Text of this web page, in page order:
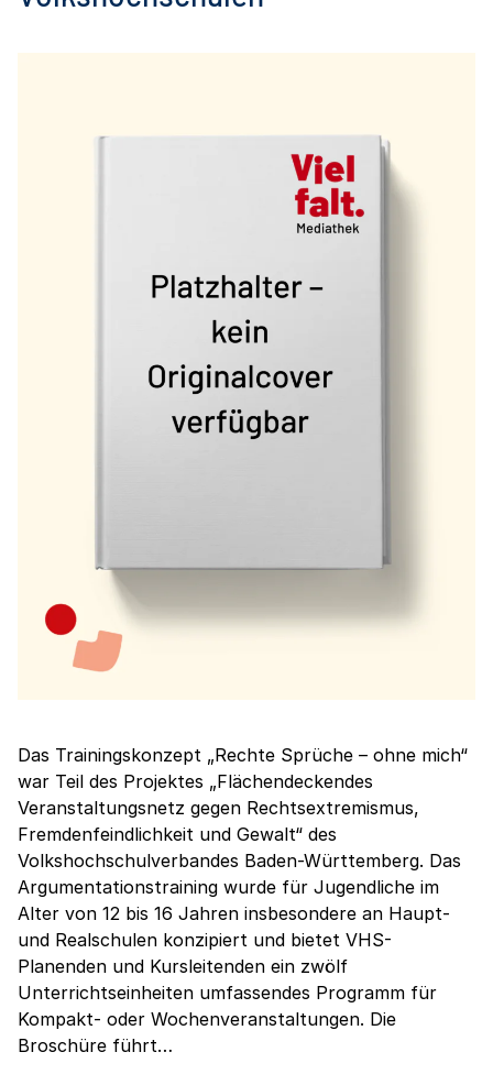
Das Trainingskonzept „Rechte Sprüche – ohne mich“
war Teil des Projektes „Flächendeckendes
Veranstaltungsnetz gegen Rechtsextremismus,
Fremdenfeindlichkeit und Gewalt“ des
Volkshochschulverbandes Baden-Württemberg. Das
Argumentationstraining wurde für Jugendliche im
Alter von 12 bis 16 Jahren insbesondere an Haupt-
und Realschulen konzipiert und bietet VHS-
Planenden und Kursleitenden ein zwölf
Unterrichtseinheiten umfassendes Programm für
Kompakt- oder Wochenveranstaltungen. Die
Broschüre führt…